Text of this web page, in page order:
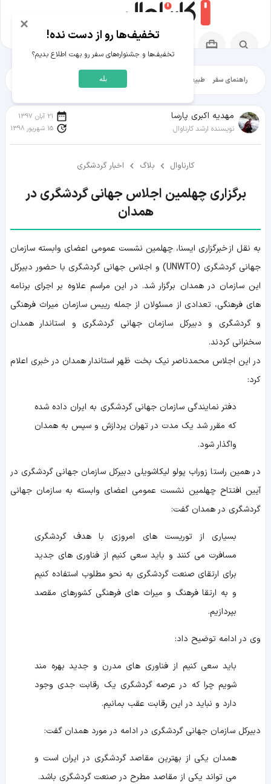
راهنمای سفر طبیعت‌گردی شهرگردی
مهدیه اکبری پارسا
نویسنده ارشد کارناوال
21 آبان 1397
15 شهریور 1398
کارناوال بلاگ اخبار گردشگری
برگزاری چهلمین اجلاس جهانی گردشگری در
همدان
به نقل از خبرگزاری ایسنا، چهلمین نشست عمومی اعضای وابسته سازمان
جهانی گردشگری (UNWTO) و اجلاس جهانی گردشگری با حضور دبیرکل
این سازمان در همدان برگزار شد. در این مراسم علاوه بر اجرای برنامه
های فرهنگی، تعدادی از مسئولان از جمله رییس سازمان میراث فرهنگی
و گردشگری و دبیرکل سازمان جهانی گردشگری و استاندار همدان
سخنرانی کردند.
در این اجلاس محمدناصر نیک بخت ظهر استاندار همدان در خبری اعلام
کرد:
دفتر نمایندگی سازمان جهانی گردشگری به ایران داده شده
که مقرر شد یک مدت در تهران پردازش و سپس به همدان
واگذار شود.
در همین راستا زوراب پولو لیکاشویلی دبیرکل سازمان جهانی گردشگری در
آیین افتتاح چهلمین نشست عمومی اعضای وابسته به سازمان جهانی
گردشگری در همدان گفت:
بسیاری از توریست‌ های امروزی با هدف گردشگری
مسافرت می‌ کنند و باید سعی کنیم از فناوری‌ های جدید
برای ارتقای صنعت گردشگری به نحو مطلوب استفاده کنیم
و به ارتقا فرهنگ و میراث‌ های فرهنگی کشورهای مقصد
بپردازیم.
وی در ادامه توضیح داد:
باید سعی کنیم از فناوری‌ های مدرن و جدید بهره‌ مند
شویم چرا که در عرصه گردشگری یک رقابت جدی وجود
دارد و نباید در این رقابت عقب بمانیم.
دبیرکل سازمان جهانی گردشگری در ادامه در مورد همدان گفت:
همدان یکی از بهترین مقاصد گردشگری در ایران است و
می‌ تواند یکی از مقاصد مطرح در صنعت گردشگری باشد.
×
تخفیف‌ها رو از دست نده!
تخفیف‌ها و جشنواره‌های سفر رو بهت اطلاع بدیم؟
بله